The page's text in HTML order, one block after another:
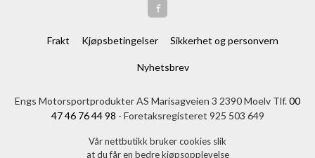
Frakt Kjøpsbetingelser Sikkerhet og personvern
Nyhetsbrev
Engs Motorsportprodukter AS Marisagveien 3 2390 Moelv Tlf.00
47 46 76 44 98 - Foretaksregisteret 925 503 649
Vår nettbutikk bruker cookies slik
at du får en bedre kjøpsopplevelse